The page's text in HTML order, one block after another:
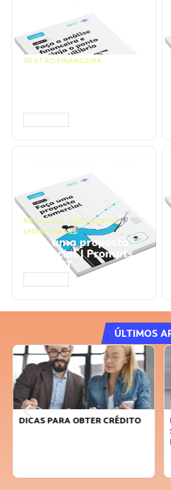
GESTÃO FINANCEIRA
NEGÓCIOS, PROCESSOS
EMPRESARIAIS
Faça uma proposta
comercial | Prompts
ChatGPT
ÚLTIMOS
DICAS PARA OBTER CRÉDITO